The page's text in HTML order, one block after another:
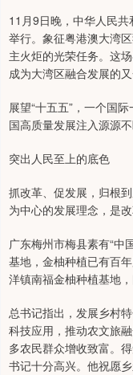
11月9日晚，中华人民
举行。象征粤港澳大湾
主火炬的光荣任务。这
成为大湾区融合发展的又
展望“十五五”，一个国
国高质量发展注入源源不
突出人民至上的底色
抓改革、促发展，归根
为中心的发展理念，是
广东梅州市梅县素有“中
基地，金柚种植已有百
洋镇南福金柚种植基地
总书记指出，发展乡村
科技应用，推动农文旅
多农民群众增收致富。
书记十分高兴。他祝愿